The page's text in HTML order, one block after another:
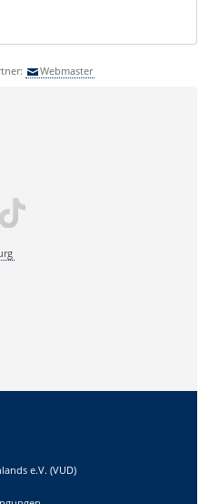
Webmaster
e.V. (VUD)